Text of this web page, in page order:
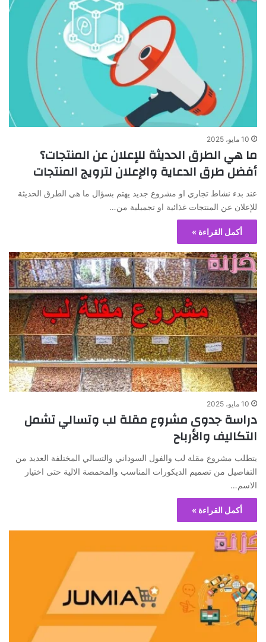
10 مايو، 2025
ما هي الطرق الحديثة للإعلان عن المنتجات؟
أفضل طرق الدعاية والإعلان لترويج المنتجات
عند بدء نشاط تجاري او مشروع جديد يهتم بسؤال ما هي الطرق الحديثة
للإعلان عن المنتجات غذائية او تجميلية من…
أكمل القراءة »
10 مايو، 2025
دراسة جدوى مشروع مقلة لب وتسالي تشمل
التكاليف والأرباح
يتطلب مشروع مقلة لب والفول السوداني والتسالي المختلفة العديد من
التفاصيل من تصميم الديكورات المناسب والمحمصة الالية حتى اختيار
الاسم…
أكمل القراءة »